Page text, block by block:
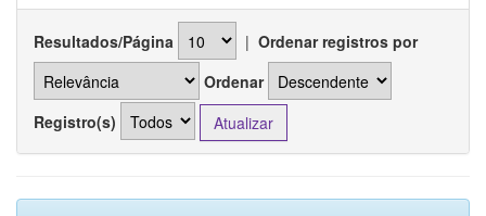
Resultados/Página | Ordenar registros por
Ordenar
Registro(s)